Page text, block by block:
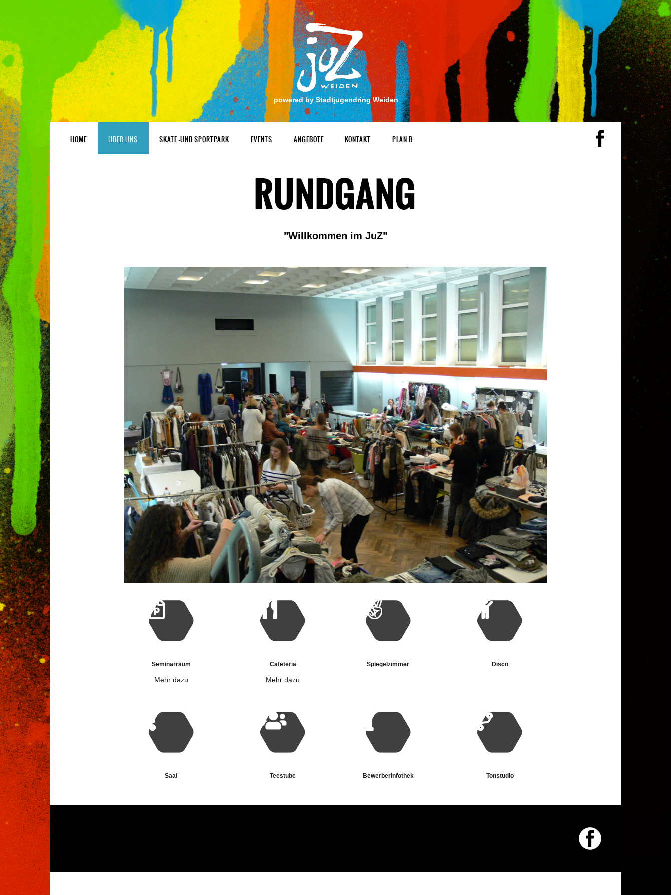
powered by Stadtjugendring Weiden
HOME ÜBER UNS SKATE -UND SPORTPARK EVENTS ANGEBOTE KONTAKT PLAN B
RUNDGANG
"Willkommen im JuZ"
Seminarraum
Mehr dazu
Cafeteria
Mehr dazu
Spiegelzimmer Disco
Saal Teestube Bewerberinfothek Tonstudio